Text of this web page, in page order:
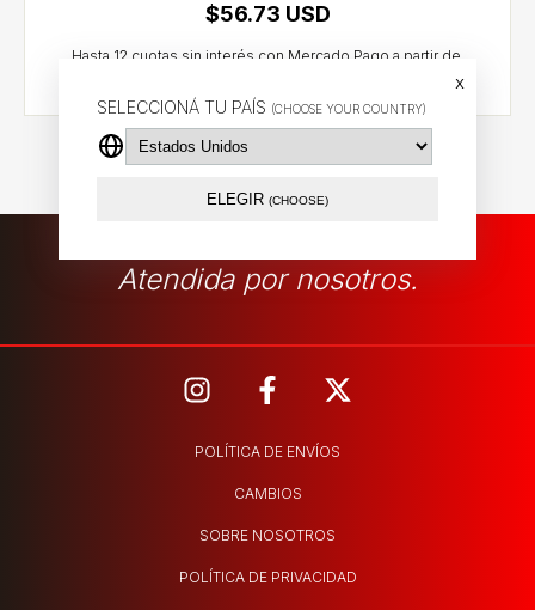
SELECCIONÁ TU PAÍS (CHOOSE YOUR COUNTRY)
x
ELEGIR (CHOOSE)
$56.73 USD
Atendida por nosotros.
POLÍTICA DE ENVÍOS
CAMBIOS
SOBRE NOSOTROS
POLÍTICA DE PRIVACIDAD